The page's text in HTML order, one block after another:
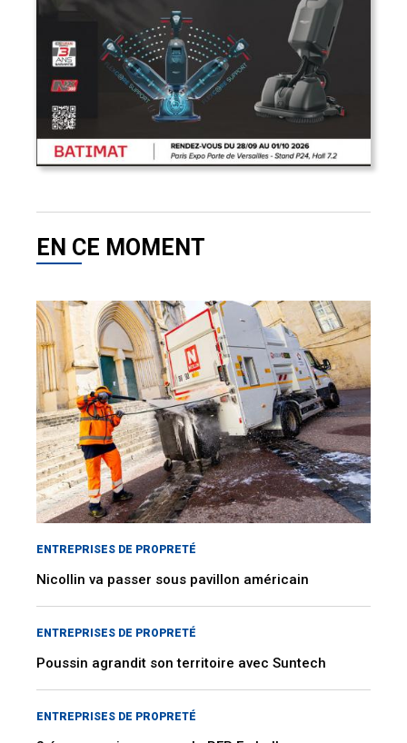
EN CE MOMENT
ENTREPRISES DE PROPRETÉ
Nicollin va passer sous pavillon américain
ENTREPRISES DE PROPRETÉ
Poussin agrandit son territoire avec Suntech
ENTREPRISES DE PROPRETÉ